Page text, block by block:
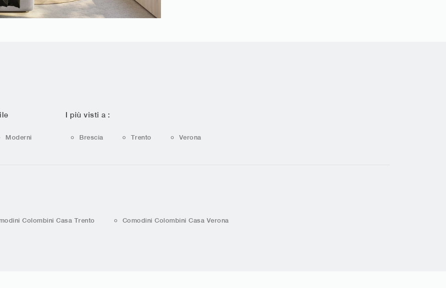
Moderni
I più visti a :
Brescia Trento Verona
Colombini Casa Trento Comodini Colombini Casa Verona